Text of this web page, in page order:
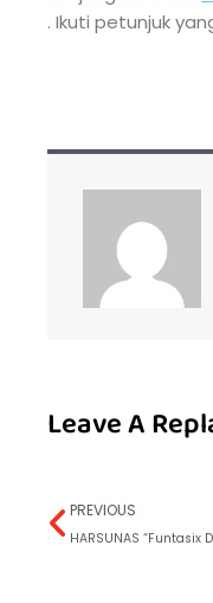
. Ikuti petunjuk
Leave A
PREVIOUS